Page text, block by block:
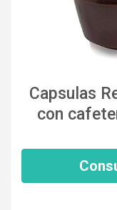
Capsulas
con